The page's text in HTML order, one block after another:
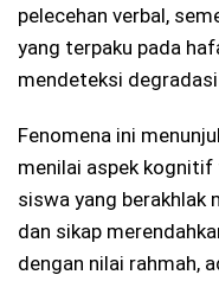
pelecehan verbal,
yang terpaku pada
mendeteksi
Fenomena ini
menilai aspek
siswa yang berakhlak
dan sikap
dengan nilai rahmah,